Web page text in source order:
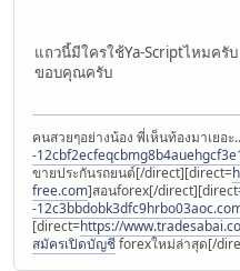
แถวนี้มีใครใช้Ya-Scriptไหมครั
ขอบคุณครับ
คนสวยๆอย่างน้อง พี่เห็นท้องมาเยอะ
-
ขายประกันรถยนต์[/direct][direct=
free.com]สอนforex[/
-
[direct=https://
สมัครเปิดบัญชีforexใหม่ล่าสุด[/